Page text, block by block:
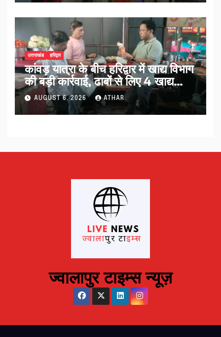
उत्तराखंड हरिद्वार
कांवड़ यात्रा के बीच हरिद्वार में खाद्य विभाग
की बड़ी कार्रवाई, ढाबों से लिए 4 खाद्य
नमूने…
AUGUST 6, 2026 ATHAR
ज्वालापुर टाइम्स न्यूज़